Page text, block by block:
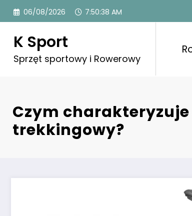
Przejdź
06/08/2026 7:50:39 AM
K Sport
Sprzęt sportowy i Rowerowy
Czym charakteryzuje
trekkingowy?